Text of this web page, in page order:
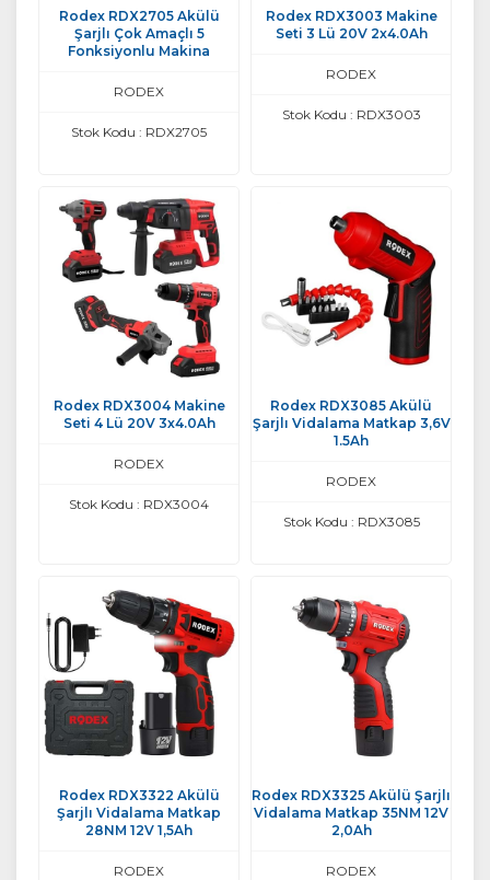
Rodex RDX2705 Akülü
Şarjlı Çok Amaçlı 5
Fonksiyonlu Makina
RODEX
Stok Kodu : RDX2705
Rodex RDX3003 Makine
Seti 3 Lü 20V 2x4.0Ah
RODEX
Stok Kodu : RDX3003
Rodex RDX3004 Makine
Seti 4 Lü 20V 3x4.0Ah
RODEX
Stok Kodu : RDX3004
Rodex RDX3085 Akülü
Şarjlı Vidalama Matkap 3,6V
1.5Ah
RODEX
Stok Kodu : RDX3085
Rodex RDX3322 Akülü
Şarjlı Vidalama Matkap
28NM 12V 1,5Ah
RODEX
Rodex RDX3325 Akülü Şarjlı
Vidalama Matkap 35NM 12V
2,0Ah
RODEX